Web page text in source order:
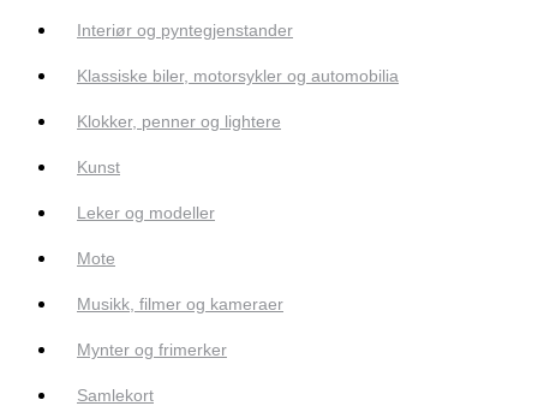
Interiør og pyntegjenstander
Klassiske biler, motorsykler og automobilia
Klokker, penner og lightere
Kunst
Leker og modeller
Mote
Musikk, filmer og kameraer
Mynter og frimerker
Samlekort